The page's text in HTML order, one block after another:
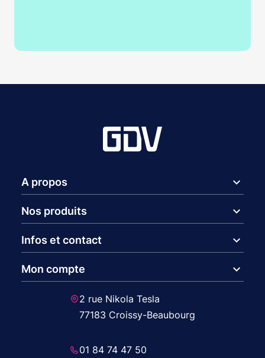
A propos expand_more
Nos produits expand_more
Infos et contact expand_more
Mon compte expand_more
2 rue Nikola Tesla
77183 Croissy-Beaubourg
01 84 74 47 50